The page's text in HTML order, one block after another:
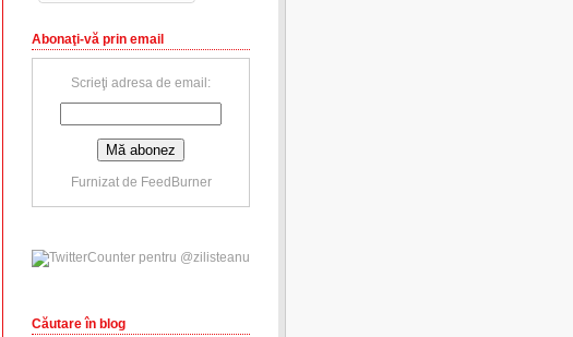
Abonaţi-vă prin email
Scrieţi adresa de email:
Furnizat de FeedBurner
Căutare în blog